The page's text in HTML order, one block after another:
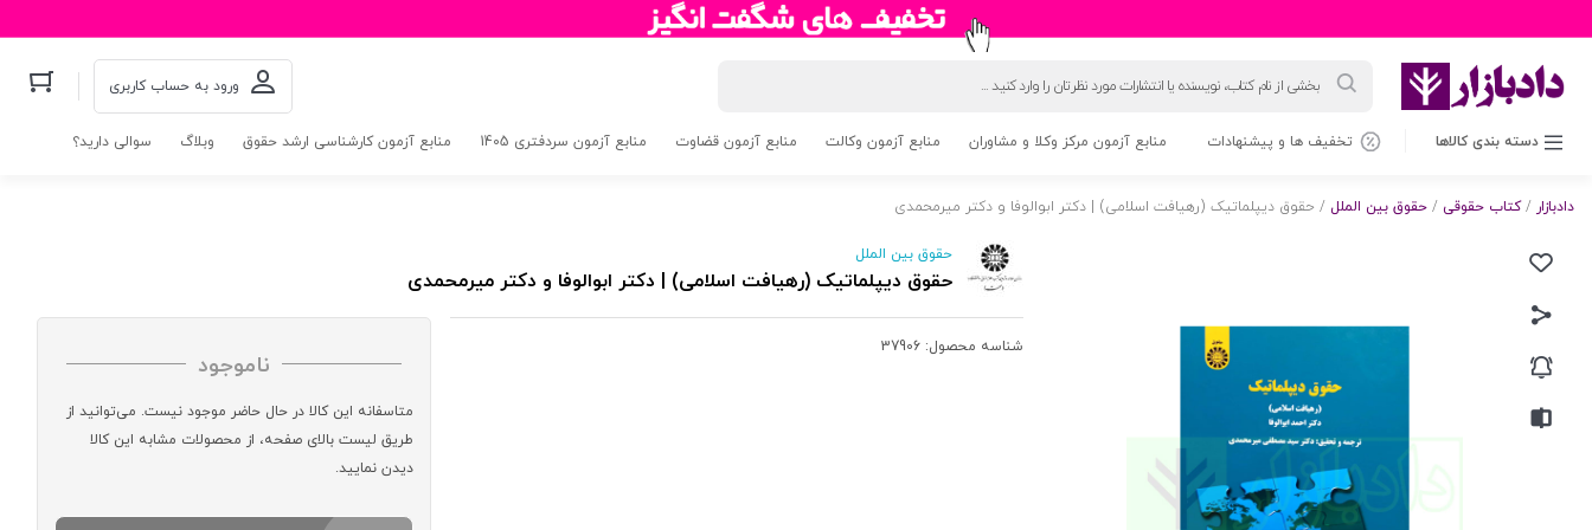
محصولات ورود به حساب کاربری
دسته بندی کالاها تخفیف ها و پیشنهادات منابع آزمون مرکز وکلا و مشاوران منابع آزمون وکالت منابع آزمون قضاوت منابع آزمون سردفتری 1405 منابع آزمون کارشناسی ارشد حقوق وبلاگ سوالی دارید؟
دادبازار /کتاب حقوقی / حقوق بین الملل / حقوق دیپلماتیک (رهیافت اسلامی) | دکتر ابوالوفا و دکتر میرمحمدی
حقوق بین الملل
حقوق دیپلماتیک (رهیافت اسلامی) | دکتر ابوالوفا و دکتر میرمحمدی
شناسه محصول: 37906
ناموجود
متاسفانه این کالا در حال حاضر موجود نیست. می‌توانید از
طریق لیست بالای صفحه، از محصولات مشابه این کالا
دیدن نمایید.